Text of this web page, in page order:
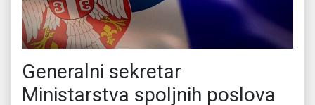
Generalni sekretar
Ministarstva spoljnih poslova